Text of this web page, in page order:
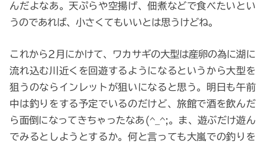
んだよなあ。天ぷらや空揚げ、佃煮などで食べたいとい
うのであれば、小さくてもいいとは思うけどね。
これから2月にかけて、ワカサギの大型は産卵の為に湖に
流れ込む川近くを回遊するようになるというから大型を
狙うのならインレットが狙いになると思う。明日も午前
中は釣りをする予定でいるのだけど、旅館で酒を飲んだ
ら面倒になってきちゃったなあ(^_^;。ま、遊ぶだけ遊ん
でみるとしようとするか。何と言っても大嵐での釣りを